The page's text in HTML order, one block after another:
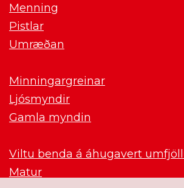
Menning
Pistlar
Umræðan
Minningargreinar
Ljósmyndir
Gamla myndin
Viltu benda á áhugavert
Matur